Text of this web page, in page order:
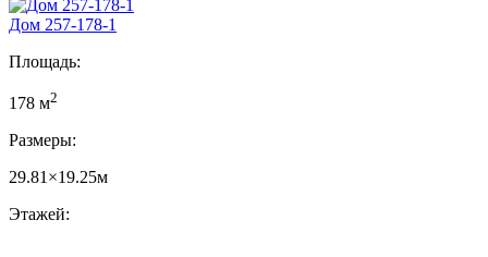
Дом 257-178-1
Площадь:
178 м2
Размеры:
29.81×19.25м
Этажей: